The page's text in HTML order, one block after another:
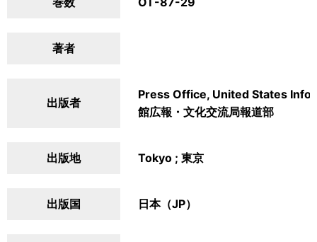
著者
出版者
Press Office, United States
館広報・文化交流局報道部
出版地 Tokyo ; 東京
出版国 日本（JP）